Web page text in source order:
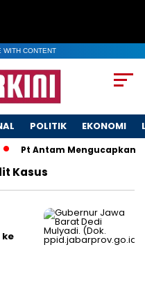
WITH CONTENT
POLITIK EKONOMI
Pt Antam Mengucapkan
Kasus